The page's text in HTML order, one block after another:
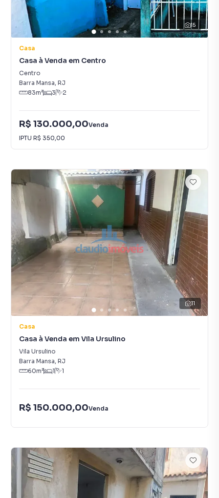
15
Casa
Casa à Venda em Centro
Centro
Barra Mansa, RJ
83m² 3 2
R$ 130.000,00Venda
IPTU R$ 350,00
11
Casa
Casa à Venda em Vila Ursulino
Vila Ursulino
Barra Mansa, RJ
60m² 1 1
R$ 150.000,00Venda